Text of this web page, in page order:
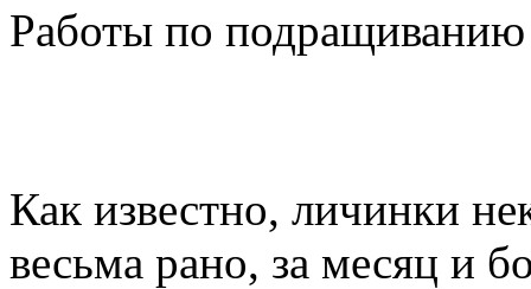
Работы по
Как известно, личинки
весьма рано, за месяц и